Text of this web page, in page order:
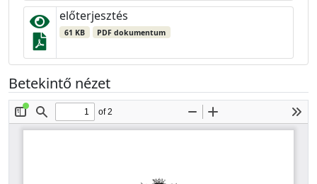
előterjesztés
61 KB PDF dokumentum
Betekintő nézet